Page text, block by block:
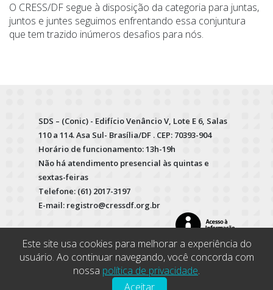
O CRESS/DF segue à disposição da categoria para juntas,
juntos e juntes seguimos enfrentando essa conjuntura
que tem trazido inúmeros desafios para nós.
SDS – (Conic) - Edifício Venâncio V, Lote E 6, Salas
110 a 114. Asa Sul- Brasília/DF . CEP: 70393-904
Horário de funcionamento: 13h-19h
Não há atendimento presencial às quintas e
sextas-feiras
Telefone: (61) 2017-3197
E-mail: registro@cressdf.org.br
Este site usa cookies para melhorar a experiência do
usuário. Ao continuar navegando, você concorda com
nossa política de privacidade.
Aceitar